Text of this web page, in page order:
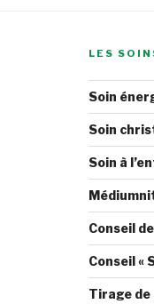
LES
Soin
Soin
Soin à
Conseil
Conseil «
Tirage